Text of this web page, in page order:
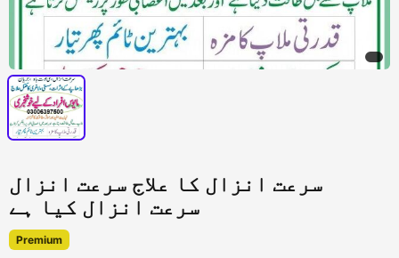
سرعت انزال کا علاج سرعت انزال
سرعت انزال کیا ہے
Premium